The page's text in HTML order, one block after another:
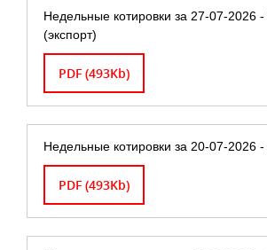
Недельные котировки за 27-07-2026
(экспорт)
PDF (493Kb)
Недельные котировки за 20-07-2026
PDF (493Kb)